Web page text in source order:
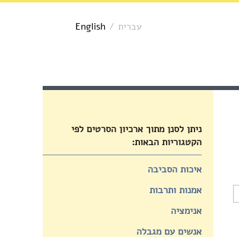
עברית /
English
ניתן לסנן מתוך ארכיון הסרטים לפי
הקטגוריות הבאות:
איכות הסביבה
אמנות ותרבות
אנימציה
אנשים עם מגבלה